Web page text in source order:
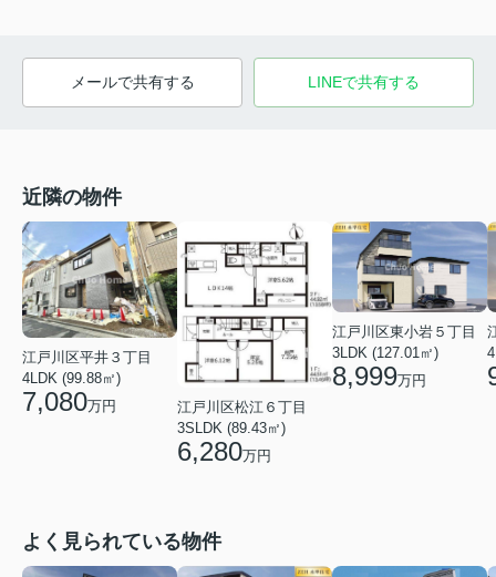
メールで共有する LINEで共有する
近隣の物件
江戸川区平井３丁目
4LDK (99.88㎡)
7,080万円
江戸川区松江６丁目
3SLDK (89.43㎡)
6,280万円
江戸川区東小岩５丁目
3LDK (127.01㎡)
8,999万円
よく見られている物件